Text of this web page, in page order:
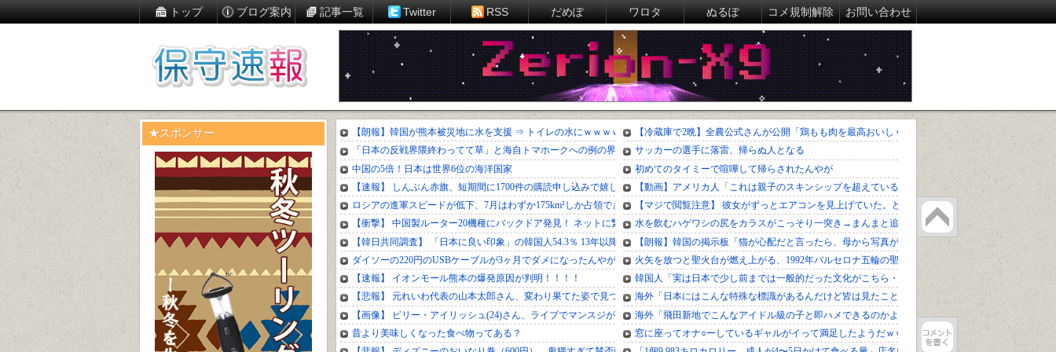
トップ ブログ案内 記事一覧 Twitter RSS だめぽ ワロタ ぬるぽ コメ規制解除 お問い合わせ
★スポンサー